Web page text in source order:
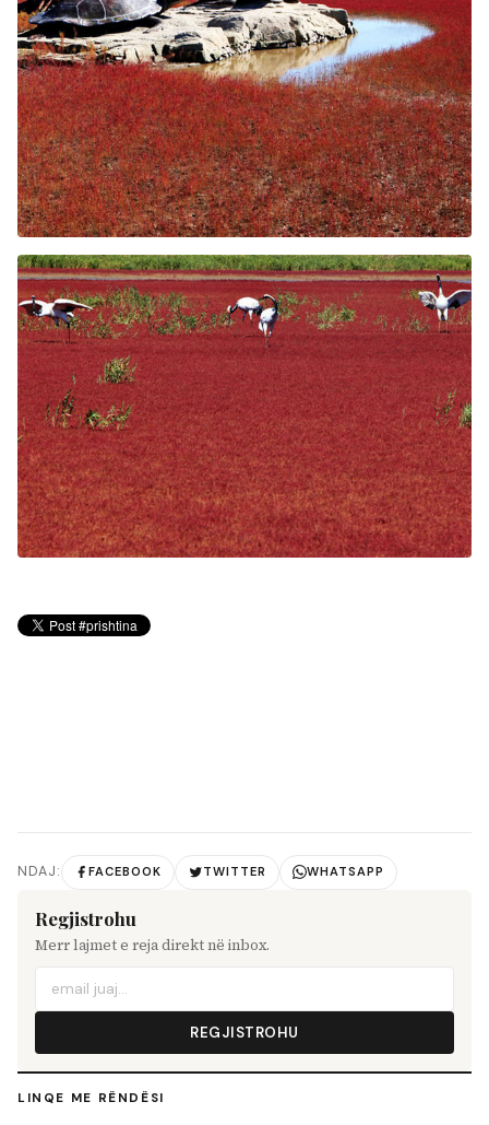
NDAJ: FACEBOOK TWITTER WHATSAPP
Regjistrohu
Merr lajmet e reja direkt në inbox.
REGJISTROHU
LINQE ME RËNDËSI